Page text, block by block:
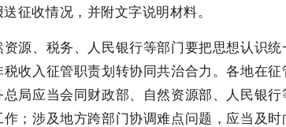
征收情况，并附文字说明材料。
、税务、人民银行等部门要把思想认识统
收入征管职责划转协同共治合力。各地在
局应当会同财政部、自然资源部、人民银
；涉及地方跨部门协调难点问题，应当及